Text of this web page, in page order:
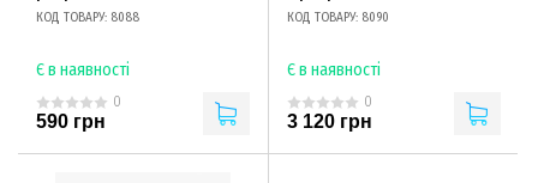
КОД ТОВАРУ: 8088
Є в наявності
0
590 грн
КОД ТОВАРУ: 8090
Є в наявності
0
3 120 грн